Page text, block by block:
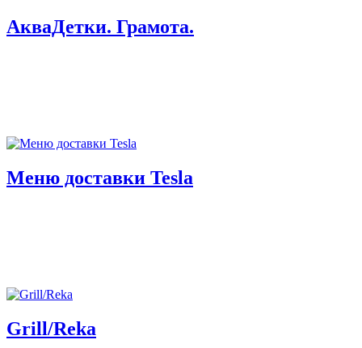
АкваДетки. Грамота.
Меню доставки Tesla
Grill/Reka